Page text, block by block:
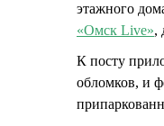
этажного
«Омск Live»,
К посту
обломков, и